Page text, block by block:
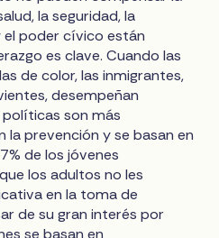
la seguridad, la
poder cívico están
es clave. Cuando las
de color, las inmigrantes,
desempeñan
son más
la prevención y se basan en
de los jóvenes
los adultos no les
en la toma de
de su gran interés por
se basan en